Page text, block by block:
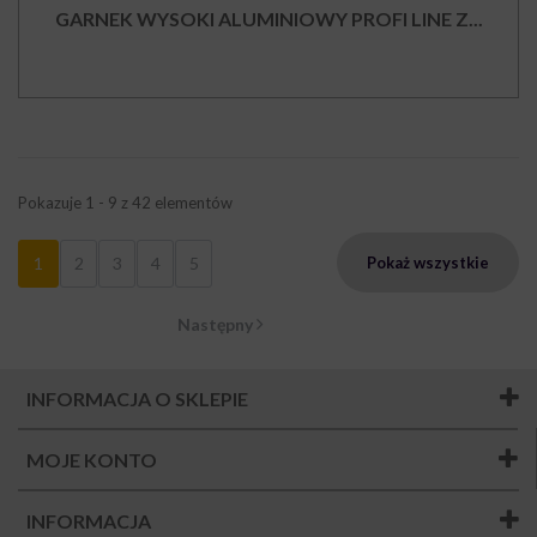
GARNEK WYSOKI ALUMINIOWY PROFI LINE Z...
Pokaż wszystkie
1 2 3 4 5
Następny
Pokazuje 1 - 9 z 42 elementów
INFORMACJA O SKLEPIE
MOJE KONTO
INFORMACJA